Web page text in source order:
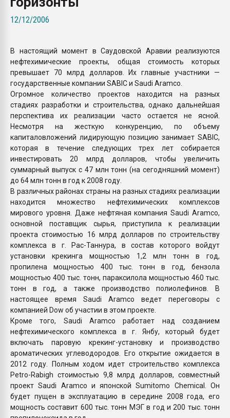
12/12/2006
В настоящий момент в Саудовской Аравии реализуются
нефтехимические проекты, общая стоимость которых
превышает 70 млрд долларов. Их главные участники —
государственные компании SABIC и Saudi Aramco.
Огромное количество проектов находится на разных
стадиях разработки и строительства, однако дальнейшая
перспектива их реализации часто остается не ясной.
Несмотря на жесткую конкуренцию, по объему
капиталовложений лидирующую позицию занимает SABIC,
которая в течение следующих трех лет собирается
инвестировать 20 млрд долларов, чтобы увеличить
суммарный выпуск с 47 млн тонн (на сегодняшний момент)
до 64 млн тонн в год к 2008 году.
В различных районах страны на разных стадиях реализации
находится множество нефтехимических комплексов
мирового уровня. Даже нефтяная компания Saudi Aramco,
основной поставщик сырья, приступила к реализации
проекта стоимостью 16 млрд долларов по строительству
комплекса в г. Рас-Таннура, в состав которого войдут
установки крекинга мощностью 1,2 млн тонн в год,
пропилена мощностью 400 тыс. тонн в год, бензола
мощностью 400 тыс. тонн, параксилола мощностью 460 тыс.
тонн в год, а также производство полиолефинов. В
настоящее время Saudi Aramco ведет переговоры с
компанией Dow об участии в этом проекте.
Кроме того, Saudi Aramco работает над созданием
нефтехимического комплекса в г. Янбу, который будет
включать паровую крекинг-установку и производство
ароматических углеводородов. Его открытие ожидается в
2012 году. Полным ходом идет строительство комплекса
Petro-Rabigh стоимостью 9,8 млрд долларов, совместный
проект Saudi Aramco и японской Sumitomo Chemical. Он
будет пущен в эксплуатацию в середине 2008 года, его
мощность составит 600 тыс. тонн МЭГ в год и 200 тыс. тонн